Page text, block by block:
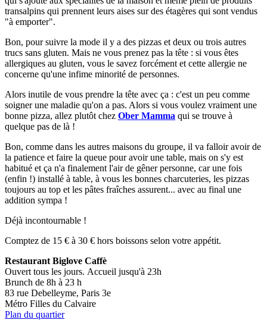
transalpins qui prennent leurs aises sur des étagères qui sont vendus
"à emporter".
Bon, pour suivre la mode il y a des pizzas et deux ou trois autres
trucs sans gluten. Mais ne vous prenez pas la tête : si vous êtes
allergiques au gluten, vous le savez forcément et cette allergie ne
concerne qu'une infime minorité de personnes.
Alors inutile de vous prendre la tête avec ça : c'est un peu comme
soigner une maladie qu'on a pas. Alors si vous voulez vraiment une
bonne pizza, allez plutôt chez Ober Mamma qui se trouve à
quelque pas de là !
Bon, comme dans les autres maisons du groupe, il va falloir avoir de
la patience et faire la queue pour avoir une table, mais on s'y est
habitué et ça n'a finalement l'air de gêner personne, car une fois
(enfin !) installé à table, à vous les bonnes charcuteries, les pizzas
toujours au top et les pâtes fraîches assurent... avec au final une
addition sympa !
Déjà incontournable !
Comptez de 15 € à 30 € hors boissons selon votre appétit.
Restaurant Biglove Caffè
Ouvert tous les jours. Accueil jusqu'à 23h
Brunch de 8h à 23 h
83 rue Debelleyme, Paris 3e
Métro Filles du Calvaire
Plan du quartier